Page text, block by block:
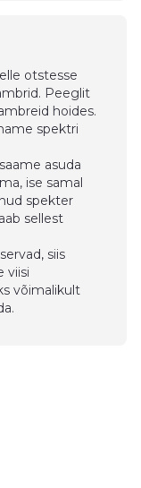
otstesse
Peeglit
hoides.
spektri
asuda
ise samal
spekter
sellest
siis
viisi
võimalikult